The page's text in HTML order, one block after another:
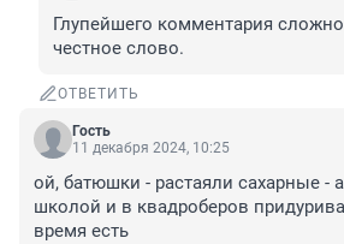
Глупейшего комментария
честное слово.
ОТВЕТИТЬ
Гость
11 декабря 2024, 10:25
ой, батюшки - растаяли сахарные -
школой и в квадроберов
время есть